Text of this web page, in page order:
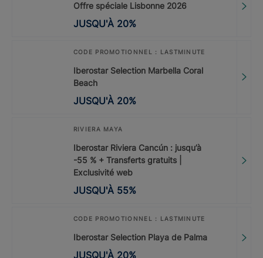
Offre spéciale Lisbonne 2026
JUSQU'À 20%
CODE PROMOTIONNEL : LASTMINUTE
Iberostar Selection Marbella Coral
Beach
JUSQU'À 20%
RIVIERA MAYA
Iberostar Riviera Cancún : jusqu’à
-55 % + Transferts gratuits |
Exclusivité web
JUSQU'À 55%
CODE PROMOTIONNEL : LASTMINUTE
Iberostar Selection Playa de Palma
JUSQU'À 20%